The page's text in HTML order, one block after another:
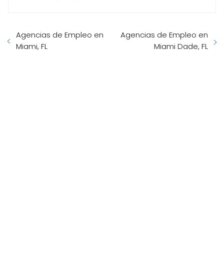
Agencias de Empleo en
Miami, FL
Agencias de Empleo en
Miami Dade, FL